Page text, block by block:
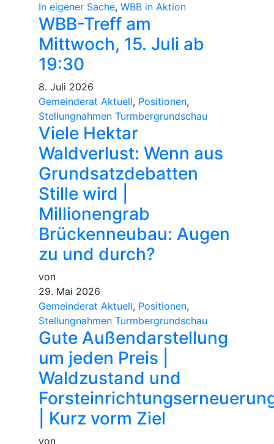
In eigener Sache, WBB in Aktion
WBB-Treff am
Mittwoch, 15. Juli ab
19:30
8. Juli 2026
Gemeinderat Aktuell, Positionen,
Stellungnahmen Turmbergrundschau
Viele Hektar
Waldverlust: Wenn aus
Grundsatzdebatten
Stille wird |
Millionengrab
Brückenneubau: Augen
zu und durch?
von
29. Mai 2026
Gemeinderat Aktuell, Positionen,
Stellungnahmen Turmbergrundschau
Gute Außendarstellung
um jeden Preis |
Waldzustand und
| Kurz vorm Ziel
von